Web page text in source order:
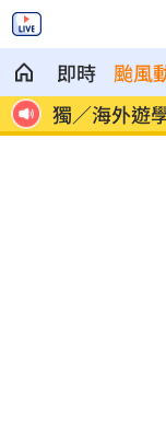
即時 颱風
30
獨／海外遊
加